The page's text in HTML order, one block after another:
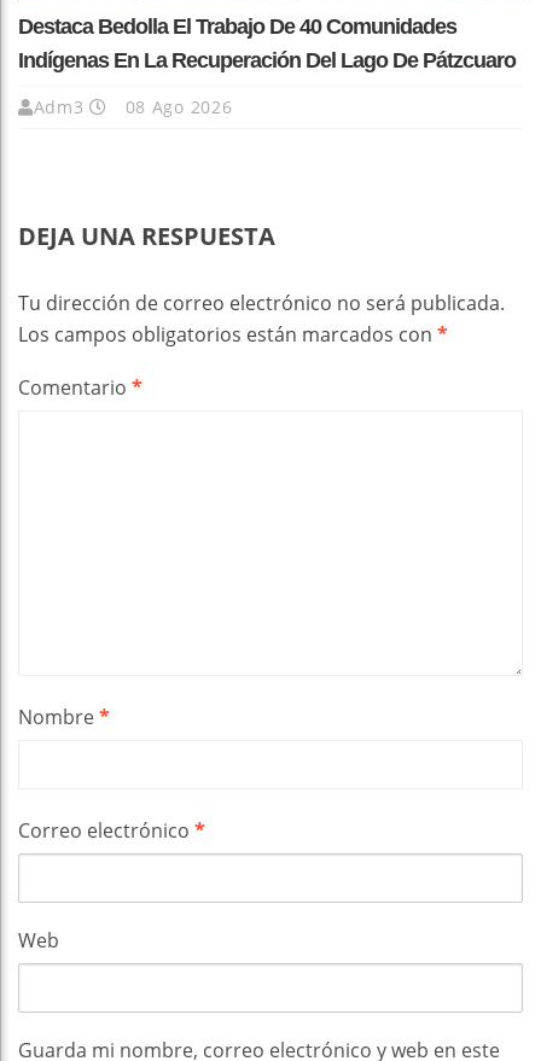
Destaca Bedolla El Trabajo De 40 Comunidades
Indígenas En La Recuperación Del Lago De Pátzcuaro
Adm3 08 Ago 2026
DEJA UNA RESPUESTA
Tu dirección de correo electrónico no será publicada.
Los campos obligatorios están marcados con *
Comentario *
Nombre*
Correo electrónico *
Web
Guarda mi nombre, correo electrónico y web en este